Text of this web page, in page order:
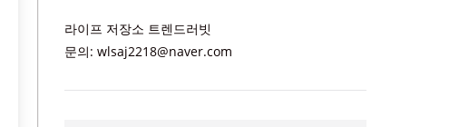
라이프 저장소 트렌드러빗
문의: wlsaj2218@naver.com